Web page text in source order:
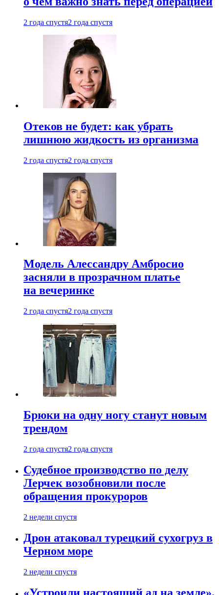
2 года спустя2 года спустя
Отеков не будет: как убрать
лишнюю жидкость из организма
2 года спустя2 года спустя
Модель Алессандру Амбросио
засняли в прозрачном платье
на вечеринке
2 года спустя2 года спустя
Брюки на одну ногу станут новым
трендом
2 года спустя2 года спустя
Судебное производство по делу
Лерчек возобновили после
обращения прокуроров
2 недели спустя
Дрон атаковал турецкий сухогруз в
Черном море
2 недели спустя
«Устроили настоящий ад на земле».